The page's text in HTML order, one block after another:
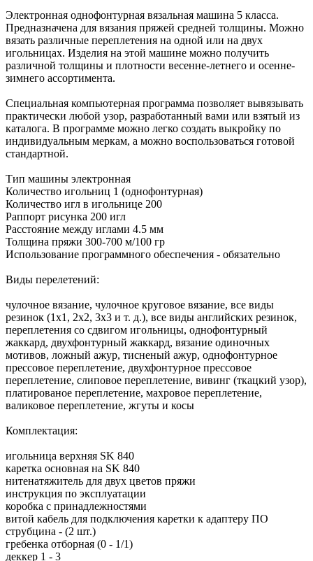
Электронная однофонтурная вязальная машина 5 класса.
Предназначена для вязания пряжей средней толщины. Можно
вязать различные переплетения на одной или на двух
игольницах. Изделия на этой машине можно получить
различной толщины и плотности весенне-летнего и осенне-
зимнего ассортимента.
Специальная компьютерная программа позволяет вывязывать
практически любой узор, разработанный вами или взятый из
каталога. В программе можно легко создать выкройку по
индивидуальным меркам, а можно воспользоваться готовой
стандартной.
Тип машины электронная
Количество игольниц 1 (однофонтурная)
Количество игл в игольнице 200
Раппорт рисунка 200 игл
Расстояние между иглами 4.5 мм
Толщина пряжи 300-700 м/100 гр
Использование программного обеспечения - обязательно
Виды перелетений:
чулочное вязание, чулочное круговое вязание, все виды
резинок (1х1, 2х2, 3х3 и т. д.), все виды английских резинок,
переплетения со сдвигом игольницы, однофонтурный
жаккард, двухфонтурный жаккард, вязание одиночных
мотивов, ложный ажур, тисненый ажур, однофонтурное
прессовое переплетение, двухфонтурное прессовое
переплетение, слиповое переплетение, вивинг (ткацкий узор),
платированое переплетение, махровое переплетение,
валиковое переплетение, жгуты и косы
Комплектация:
игольница верхняя SK 840
каретка основная на SK 840
нитенатяжитель для двух цветов пряжи
инструкция по эксплуатации
коробка с принадлежностями
витой кабель для подключения каретки к адаптеру ПО
струбцина - (2 шт.)
гребенка отборная (0 - 1/1)
деккер 1 - 3